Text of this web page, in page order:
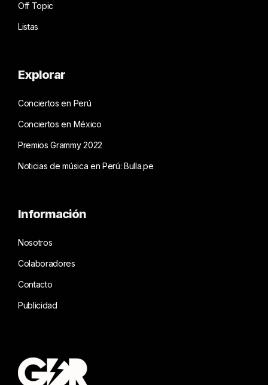
Off Topic
Listas
Explorar
Conciertos en Perú
Conciertos en México
Premios Grammy 2022
Noticias de música en Perú: Bulla.pe
Información
Nosotros
Colaboradores
Contacto
Publicidad